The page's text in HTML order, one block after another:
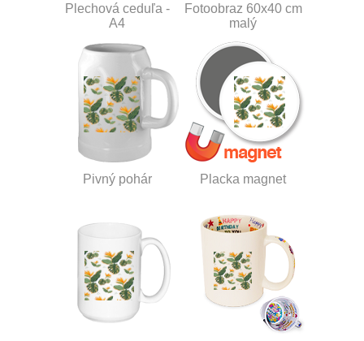
Plechová ceduľa -
A4
Fotoobraz 60x40 cm
malý
Pivný pohár Placka magnet